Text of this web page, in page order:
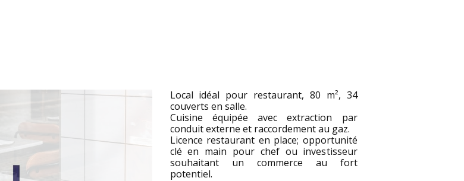
Local idéal pour restaurant, 80 m², 34
couverts en salle.
Cuisine équipée avec extraction par
conduit externe et raccordement au gaz.
Licence restaurant en place; opportunité
clé en main pour chef ou investisseur
souhaitant un commerce au fort
potentiel.